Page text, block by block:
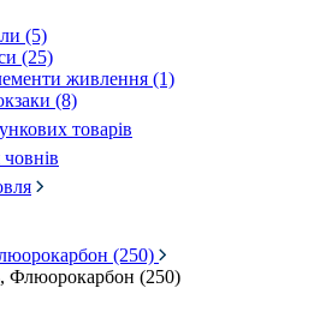
(5)
(25)
живлення (1)
(8)
товарів
(250)
Флюорокарбон (250)